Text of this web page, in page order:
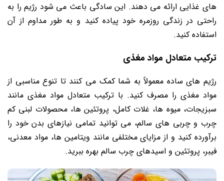
های غذایی ارائه می‌ دهند. این سادگی باعث می ‌شود رژیم را به
راحتی در زندگی روزمره خود پیاده کنید و به طور مداوم از آن
استفاده کنید.
ترکیب متعادل مواد مغذی
رژیم ‌های ساده معمولاً به شما کمک می‌ کنند تا تنوع مناسبی از
مواد مغذی را مصرف کنید. با ترکیب متعادل مواد مغذی مانند
سبزیجات، میوه ‌ها، غلات کامل، پروتئین‌ ها، محصولات لبنی کم
چرب و چربی‌ های سالم، می ‌توانید تمامی نیازهای بدن خود را
برآورده کنید و از مزایای مختلفی مانند ویتامین ‌ها، مواد معدنی،
فیبر، پروتئین و اسیدهای چرب سالم بهره‌ ببرید.